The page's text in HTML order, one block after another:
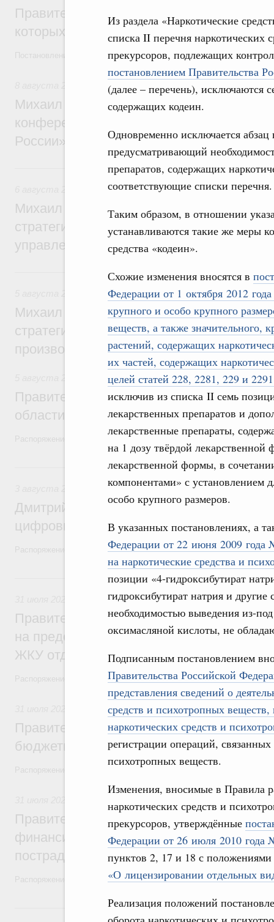
Из раздела «Наркотические
списка II перечня наркотических
прекурсоров, подлежащих
постановлением Правительства
(далее – перечень), исключаются
содержащих кодеин.
Одновременно исключается
предусматривающий
препаратов, содержащих
соответствующие списки перечня.
Таким образом, в отношении
устанавливаются такие же меры
средства «кодеин».
Схожие изменения вносятся в
Федерации от 1 октября 2012
крупного и особо крупного
веществ, а также значительного,
растений, содержащих
их частей, содержащих
целей статей 228, 2281, 229 и
исключив из списка II семь
лекарственных препаратов и
лекарственные препараты,
на 1 дозу твёрдой
лекарственной формы, в
компонентами» с установлением
особо крупного размеров.
В указанных постановлениях, а
Федерации от 22 июня 2009 года
на наркотические средства и
позиции «4-гидроксибутират
гидроксибутират натрия и
необходимостью выведения из-
оксимасляной кислоты, не
Подписанным постановлением
Правительства Российской
представления сведений о
средств и психотропных
наркотических средств и
регистрации операций,
психотропных веществ.
Изменения, вносимые в Правила
наркотических средств и
прекурсоров, утверждённые
Федерации от 26 июля 2010 года
пунктов 2, 17 и 18 с положениями
«О лицензировании отдельных
Реализация положений
Правительство расширило перечень
которых освобождаются от НДФЛ
Постановление от 5 августа 2026 года №978
Отрасль информационных технологий
Михаил Мишустин дал поручения по
конференции «Цифровая индустрия
России»
6 августа, четверг
Технологическое развитие. Инновации
Михаил Мишустин дал поручения по
стратегической сессии о
управления научно-технологическим
5 августа, среда
Вопросы производительности труда и
Михаил Мишустин дал поручения по
стратегической сессии, посвящённой
производительности труда
Национальный проект «Экологическое
Правительство увеличило объём
области в рамках федерального
Распоряжение от 3 августа 2026 года №2067-р
3 августа, понедельник
Регулирование в сфере торговли.
Дмитрий Григоренко возглавил штаб по
цифровых платформ
Распоряжение от 25 июля 2026 года №1966-р
31 июля, пятница
Социальная поддержка отдельных
Правительство направит регионам
на предоставление мер социальной
ЖКУ отдельным категориям граждан
Распоряжение от 30 июля 2026 года №2032-р
Бюджеты субъектов Федерации.
Правительство спишет часть
бюджетным кредитам ещё двум
Распоряжение от 29 июля 2026 года №2016-р
Правительство выделило
финансирование Дагестану и Чечне на
пострадавшим от наводнения
Распоряжение от 28 июля 2026 года №1999-р и распоряжение от
30 июля, четверг